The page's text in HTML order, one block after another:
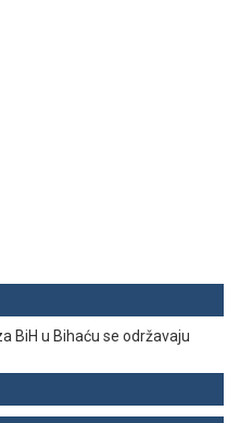
BiH u Bihaću se održavaju